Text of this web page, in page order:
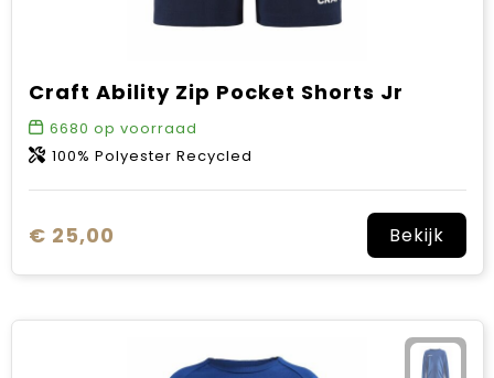
Craft Ability Zip Pocket Shorts Jr
6680 op voorraad
100% Polyester Recycled
€ 25,00 Bekijk